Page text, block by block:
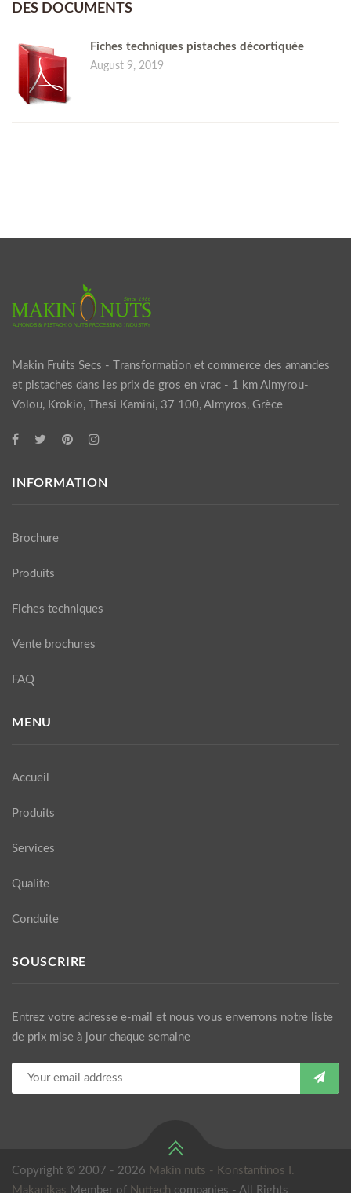
DES DOCUMENTS
Fiches techniques pistaches décortiquée
August 9, 2019
Makin Fruits Secs - Τransformation et commerce des amandes
et pistaches dans les prix de gros en vrac - 1 km Almyrou-
Volou, Krokio, Thesi Kamini, 37 100, Almyros, Grèce
INFORMATION
Brochure
Produits
Fiches techniques
Vente brochures
FAQ
MENU
Accueil
Produits
Services
Qualite
Conduite
SOUSCRIRE
Entrez votre adresse e-mail et nous vous enverrons notre liste
de prix mise à jour chaque semaine
Copyright © 2007 - 2026 Makin nuts - Κonstantinos I.
Makanikas Member of Nuttech companies - All Rights